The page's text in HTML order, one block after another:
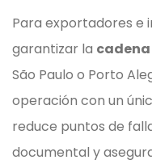
Para exportadores e
garantizar la
São Paulo o Porto
operación con un
reduce puntos de
documental y